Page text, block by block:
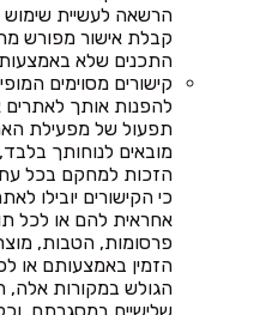
הרשאה לעשיית שימוש
קבלת אישור מפורש
התכנים שלא
קישורים מסוימים
להפנות אותך לאתרים
תפעול של מפעילת
מובאים לנוחותך
הזכות למחקם בכל
כי הקישורים יובילו
אחראית להם או לכל
פרסומות, הטבות,
הזמין באמצעותם או
הגולש במקורות
שלישיים במסגרתם,